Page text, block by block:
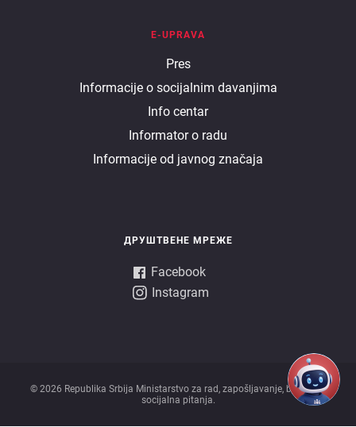
E-UPRAVA
Pres
Informacije o socijalnim davanjima
Info centar
Informator o radu
Informacije od javnog značaja
ДРУШТВЕНЕ МРЕЖЕ
Facebook
Instagram
© 2026 Republika Srbija Ministarstvo za rad, zapošljavanje, boračka i
socijalna pitanja.